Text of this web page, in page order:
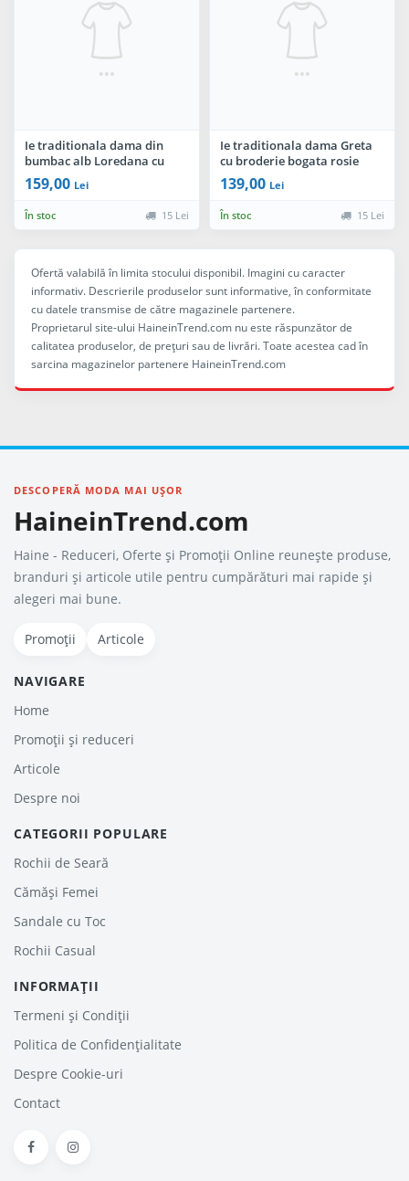
Ie traditionala dama din
bumbac alb Loredana cu
broderie multicolora
159,00 Lei
În stoc 15 Lei
Ie traditionala dama Greta
cu broderie bogata rosie
geometrica
139,00 Lei
În stoc 15 Lei
Ofertă valabilă în limita stocului disponibil. Imagini cu caracter
informativ. Descrierile produselor sunt informative, în conformitate
cu datele transmise de către magazinele partenere.
Proprietarul site-ului HaineinTrend.com nu este răspunzător de
calitatea produselor, de preţuri sau de livrări. Toate acestea cad în
sarcina magazinelor partenere HaineinTrend.com
DESCOPERĂ MODA MAI UȘOR
HaineinTrend.com
Haine - Reduceri, Oferte şi Promoţii Online reunește produse,
branduri și articole utile pentru cumpărături mai rapide și
alegeri mai bune.
Promoții Articole
NAVIGARE
Home
Promoții și reduceri
Articole
Despre noi
CATEGORII POPULARE
Rochii de Seară
Cămăși Femei
Sandale cu Toc
Rochii Casual
INFORMAȚII
Termeni și Condiții
Politica de Confidențialitate
Despre Cookie-uri
Contact